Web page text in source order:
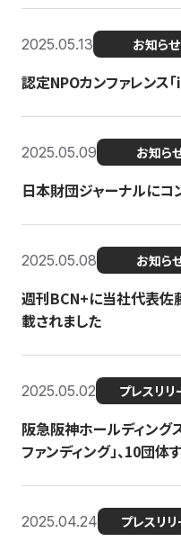
2025.05.13 お知らせ
認定NPOカンファレンス
2025.05.09 お知ら
日本財団ジャーナルにコ
2025.05.08 お知ら
週刊BCN+に当社代表佐
載されました
2025.05.02 プレスリリ
阪急阪神ホールディング
ファンディング」、10団
2025.04.24 プレスリリ